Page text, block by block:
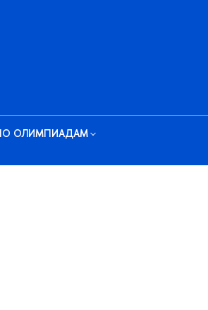
ОЛИМПИАДАМ